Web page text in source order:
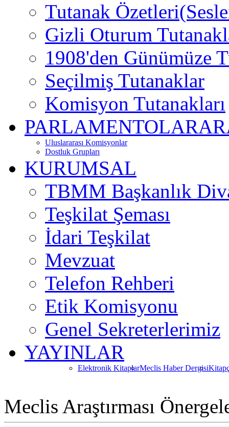
Tutanak
Gizli Oturum
1908'den Günümüze
Seçilmiş Tutanaklar
Komisyon Tutanakları
Uluslararası Komisyonlar
Dostluk Grupları
KURUMSAL
TBMM Başkanlık
Teşkilat Şeması
İdari Teşkilat
Mevzuat
Telefon Rehberi
Etik Komisyonu
Genel Sekreterlerimiz
YAYINLAR
Meclis Haber Dergisi
Elektronik Kitaplar
Meclis Araştırması